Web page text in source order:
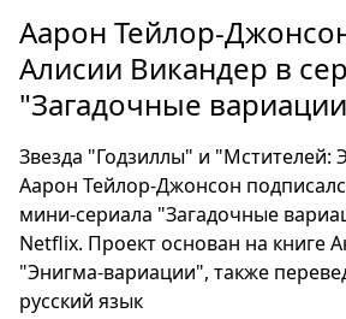
Россия
Мир
Здоровье
Туризм
Мода
Театр
Кино
Афиша
Аарон Тейлор-
Алисии Викандер в
"Загадочные
Звезда "Годзиллы" и "Мстителей:
Аарон Тейлор-Джонсон
мини-сериала "Загадочные
Netflix. Проект основан на книге
"Энигма-вариации", также
русский язык